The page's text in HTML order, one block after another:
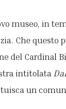
museo, in
Che questo
del Cardinal
intitolata
un